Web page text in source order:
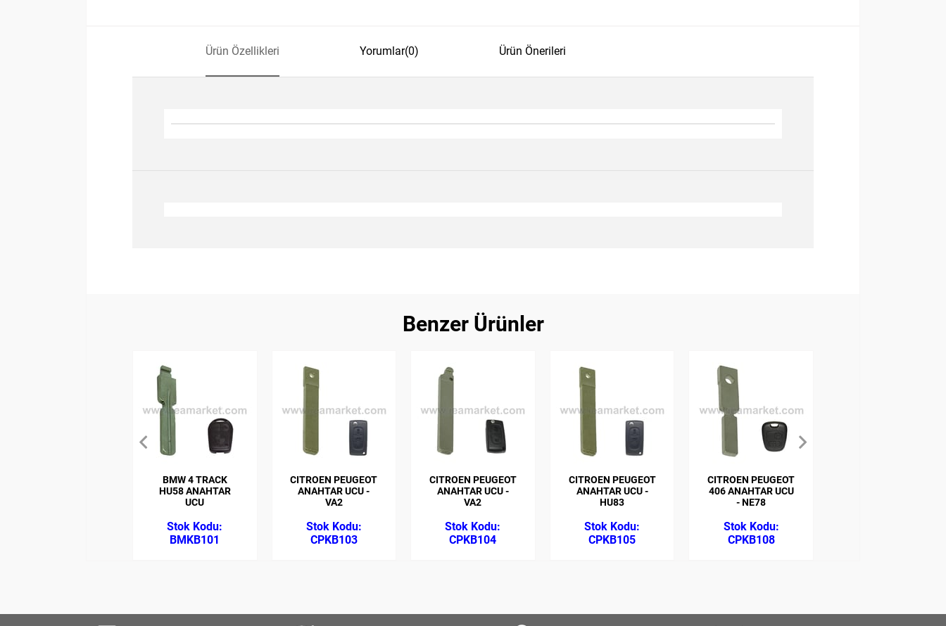
Ürün Özellikleri Yorumlar(0) Ürün Önerileri
Benzer Ürünler
BMW 4 TRACK
HU58 ANAHTAR
UCU
BMKB101
CITROEN PEUGEOT
ANAHTAR UCU -
VA2
CPKB103
CITROEN PEUGEOT
ANAHTAR UCU -
VA2
CPKB104
CITROEN PEUGEOT
ANAHTAR UCU -
HU83
CPKB105
CITROEN PEUGEOT
406 ANAHTAR UCU
- NE78
CPKB108